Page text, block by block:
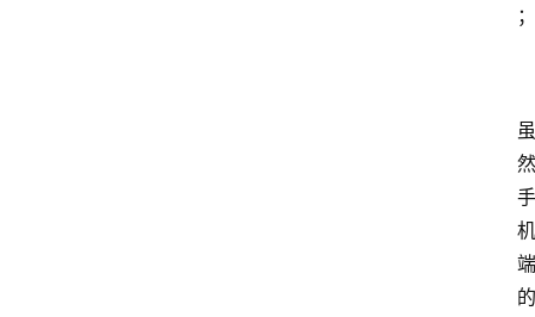
；
虽
然
手
机
端
的